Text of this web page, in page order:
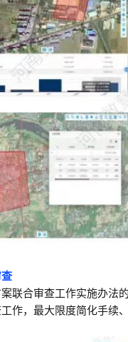
查
联合审查工作实施办法
作，最大限度简化手续